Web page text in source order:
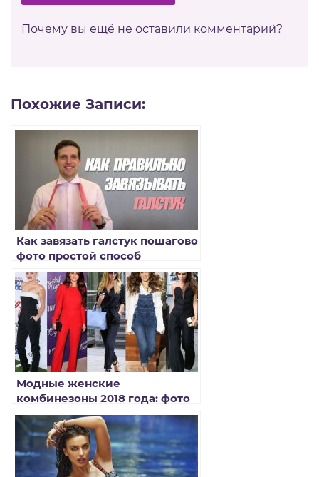
Почему вы ещё не оставили комментарий?
Похожие Записи:
Как завязать галстук пошагово
фото простой способ
Модные женские
комбинезоны 2018 года: фото